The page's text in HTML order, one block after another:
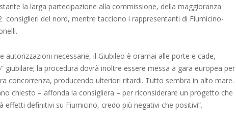
la larga partecipazione alla commissione, della maggioranza
consiglieri del nord, mentre tacciono i rappresentanti di Fiumicino-
autorizzazioni necessarie, il Giubileo è oramai alle porte e cade,
giubilare; la procedura dovrà inoltre essere messa a gara europea per
concorrenza, producendo ulteriori ritardi. Tutto sembra in alto mare.
chiesto – affonda la consigliera – per riconsiderare un progetto che
effetti definitivi su Fiumicino, credo più negativi che positivi”.